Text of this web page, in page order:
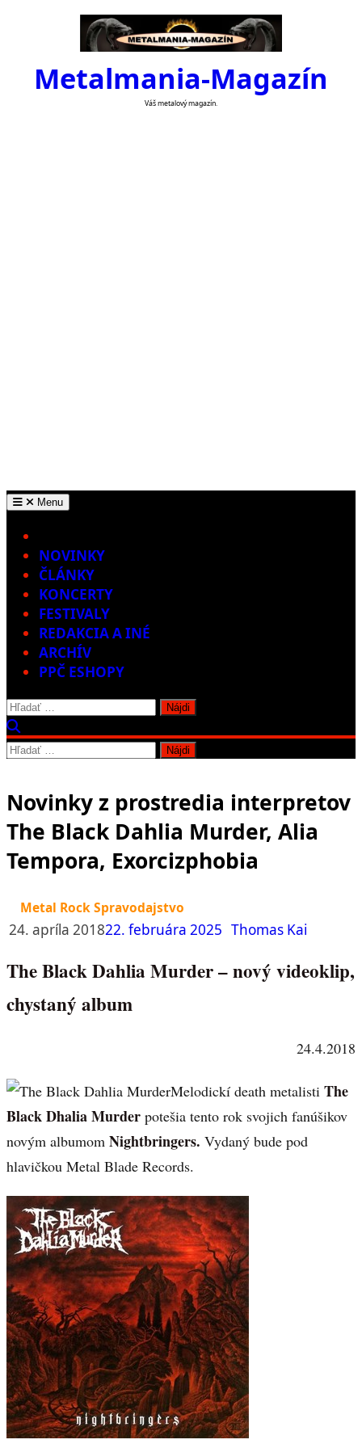
Metalmania-Magazín
Váš metalový magazín.
Menu
NOVINKY
ČLÁNKY
KONCERTY
FESTIVALY
REDAKCIA A INÉ
ARCHÍV
PPČ ESHOPY
Hľadať:
Hľadať:
Novinky z prostredia interpretov
The Black Dahlia Murder, Alia
Tempora, Exorcizphobia
Metal Rock Spravodajstvo
24. apríla 201822. februára 2025 Thomas Kai
The Black Dahlia Murder – nový videoklip,
chystaný album
24.4.2018
Melodickí death metalisti The
Black Dhalia Murder potešia tento rok svojich fanúšikov
novým albumom Nightbringers. Vydaný bude pod
hlavičkou Metal Blade Records.